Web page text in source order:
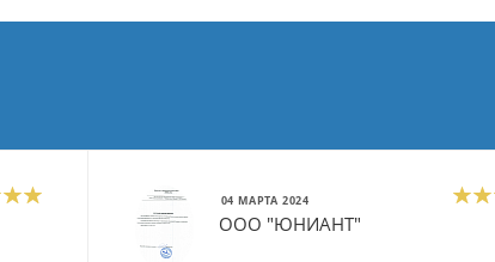
04 МАРТА 2024
ООО "ЮНИАНТ"